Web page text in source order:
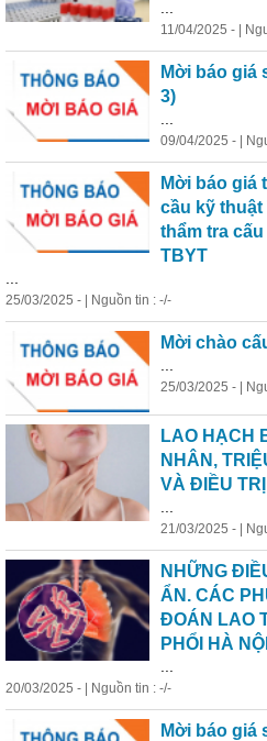
11/04/2025 - |
Mời báo
3)
09/04/2025 - |
Mời báo giá
cầu kỹ thuật
thẩm tra
TBYT
25/03/2025 - | Nguồn tin : -/-
Mời chào
25/03/2025 - |
LAO HẠCH
NHÂN,
VÀ ĐIỀU TRỊ
21/03/2025 - |
NHỮNG
ẨN. CÁC
ĐOÁN LAO
PHỔI HÀ NỘI
20/03/2025 - | Nguồn tin : -/-
Mời báo giá